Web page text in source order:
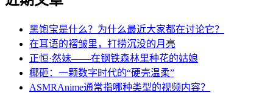
黑饱宝是什么？为什么最近大家都在讨论它？
在耳语的褶皱里，打捞沉没的月亮
正恒·然妹——在钢铁森林里种花的姑娘
椰砸：一颗数字时代的“硬壳温柔”
ASMRAnime通常指哪种类型的视频内容？